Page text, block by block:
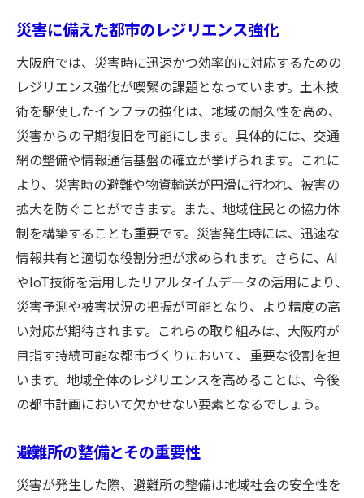
災害に備えた都市のレジリエンス強化
大阪府では、災害時に迅速かつ効率的に対応するための
レジリエンス強化が喫緊の課題となっています。土木技
術を駆使したインフラの強化は、地域の耐久性を高め、
災害からの早期復旧を可能にします。具体的には、交通
網の整備や情報通信基盤の確立が挙げられます。これに
より、災害時の避難や物資輸送が円滑に行われ、被害の
拡大を防ぐことができます。また、地域住民との協力体
制を構築することも重要です。災害発生時には、迅速な
情報共有と適切な役割分担が求められます。さらに、AI
やIoT技術を活用したリアルタイムデータの活用により、
災害予測や被害状況の把握が可能となり、より精度の高
い対応が期待されます。これらの取り組みは、大阪府が
目指す持続可能な都市づくりにおいて、重要な役割を担
います。地域全体のレジリエンスを高めることは、今後
の都市計画において欠かせない要素となるでしょう。
避難所の整備とその重要性
災害が発生した際、避難所の整備は地域社会の安全性を